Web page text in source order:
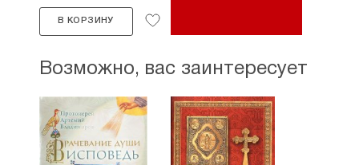
В КОРЗИНУ
Возможно, вас заинтересует